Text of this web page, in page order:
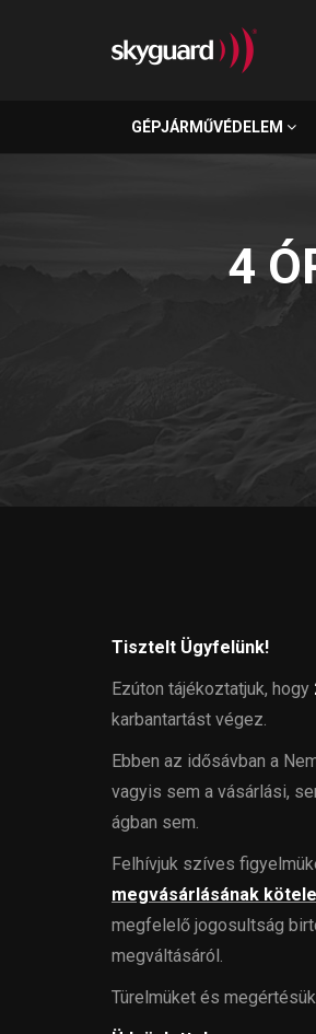
GÉPJÁRMŰVÉDELEM
4
Tisztelt Ügyfelünk!
Ezúton tájékoztatjuk, hogy
karbantartást végez.
Ebben az idősávban a
vagyis sem a vásárlási,
ágban sem.
Felhívjuk szíves
megvásárlásának
megfelelő jogosultság
megváltásáról.
Türelmüket és